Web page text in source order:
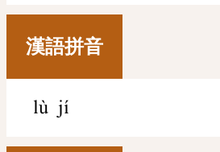
漢語拼音
lù jí